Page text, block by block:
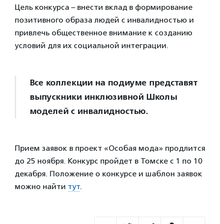
Цель конкурса – внести вклад в формирование
позитивного образа людей с инвалидностью и
привлечь общественное внимание к созданию
условий для их социальной интеграции.
Все коллекции на подиуме представят
выпускники инклюзивной Школы
моделей с инвалидностью.
Прием заявок в проект «Особая мода» продлится
до 25 ноября. Конкурс пройдет в Томске с 1 по 10
декабря. Положение о конкурсе и шаблон заявок
можно найти тут.